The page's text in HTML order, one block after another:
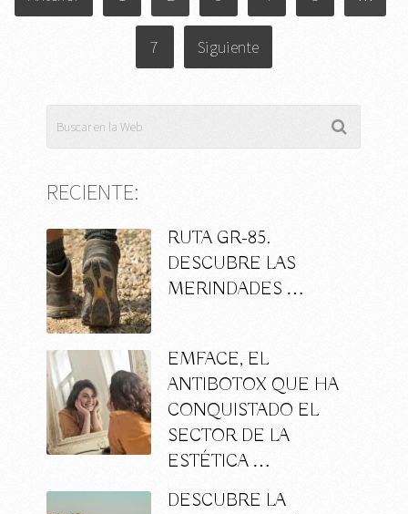
DE
7 Siguiente
RECIENTE:
RUTA GR-85.
DESCUBRE LAS
MERINDADES …
EMFACE, EL
ANTIBOTOX QUE HA
CONQUISTADO EL
SECTOR DE LA
ESTÉTICA …
DESCUBRE LA